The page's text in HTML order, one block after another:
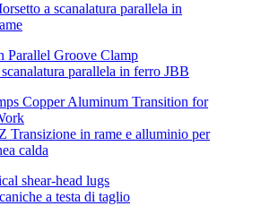
a scanalatura parallela in
parallela in ferro JBB
Transizione in rame e alluminio per
calda
a testa di taglio